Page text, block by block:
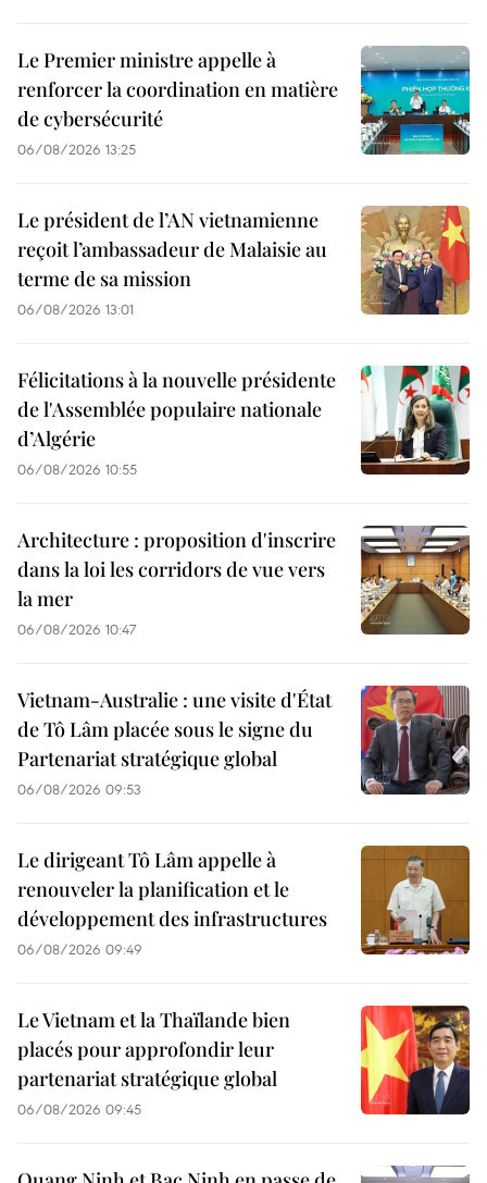
Le Premier ministre appelle à
renforcer la coordination en matière
de cybersécurité
06/08/2026 13:25
Le président de l’AN vietnamienne
reçoit l’ambassadeur de Malaisie au
terme de sa mission
06/08/2026 13:01
Félicitations à la nouvelle présidente
de l'Assemblée populaire nationale
d’Algérie
06/08/2026 10:55
Architecture : proposition d'inscrire
dans la loi les corridors de vue vers
la mer
06/08/2026 10:47
Vietnam-Australie : une visite d'État
de Tô Lâm placée sous le signe du
Partenariat stratégique global
06/08/2026 09:53
Le dirigeant Tô Lâm appelle à
renouveler la planification et le
développement des infrastructures
06/08/2026 09:49
Le Vietnam et la Thaïlande bien
placés pour approfondir leur
partenariat stratégique global
06/08/2026 09:45